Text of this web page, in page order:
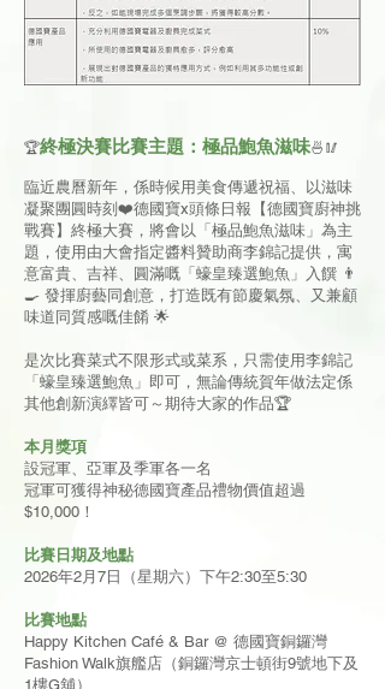
🏆終極決賽比賽主題：極品鮑魚滋味🍜🥢
臨近農曆新年，係時候用美食傳遞祝福、以滋味
凝聚團圓時刻❤️德國寶x頭條日報【德國寶廚神挑
戰賽】終極大賽，將會以「極品鮑魚滋味」為主
題，使用由大會指定醬料贊助商李錦記提供，寓
意富貴、吉祥、圓滿嘅「蠔皇臻選鮑魚」入饌 👨
🍳 發揮廚藝同創意，打造既有節慶氣氛、又兼顧
味道同質感嘅佳餚 🌟
是次比賽菜式不限形式或菜系，只需使用李錦記
「蠔皇臻選鮑魚」即可，無論傳統賀年做法定係
其他創新演繹皆可～期待大家的作品🏆
本月獎項
設冠軍、亞軍及季軍各一名
冠軍可獲得神秘德國寶產品禮物價值超過
$10,000！
比賽日期及地點
2026年2月7日（星期六）下午2:30至5:30
比賽地點
Happy Kitchen Café & Bar @ 德國寶銅鑼灣
Fashion Walk旗艦店（銅鑼灣京士頓街9號地下及
1樓G舖）